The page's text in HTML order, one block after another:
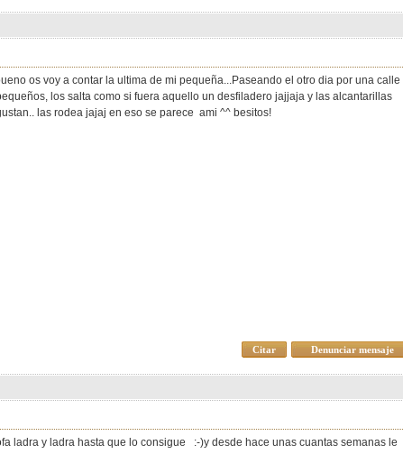
os voy a contar la ultima de mi pequeña...Paseando el otro dia por una calle
los salta como si fuera aquello un desfiladero jajjaja y las alcantarillas
las rodea jajaj en eso se parece ami ^^ besitos!
Denunciar mensaje
Citar
ladra y ladra hasta que lo consigue :-)y desde hace unas cuantas semanas le